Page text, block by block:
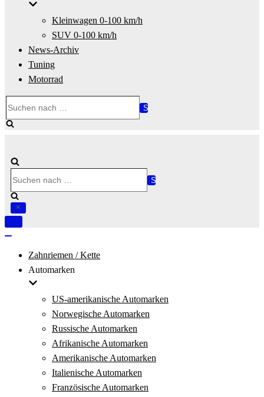
Kleinwagen 0-100 km/h
SUV 0-100 km/h
News-Archiv
Tuning
Motorrad
nach …
nach …
Navigation
Zahnriemen / Kette
Automarken
US-amerikanische Automarken
Norwegische Automarken
Russische Automarken
Afrikanische Automarken
Amerikanische Automarken
Italienische Automarken
Französische Automarken